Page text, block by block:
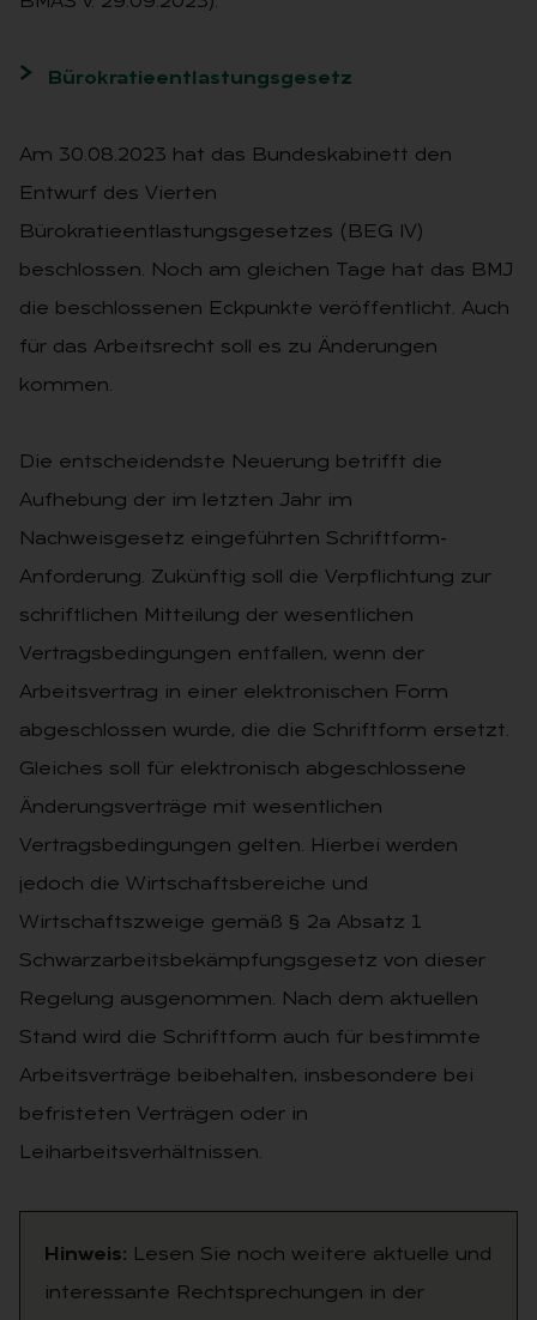
Bürokratieentlastungsgesetz
Am 30.08.2023 hat das Bundeskabinett den
Entwurf des Vierten
Bürokratieentlastungsgesetzes (BEG IV)
beschlossen. Noch am gleichen Tage hat das BMJ
die beschlossenen Eckpunkte veröffentlicht. Auch
für das Arbeitsrecht soll es zu Änderungen
kommen.
Die entscheidendste Neuerung betrifft die
Aufhebung der im letzten Jahr im
Nachweisgesetz eingeführten Schriftform-
Anforderung. Zukünftig soll die Verpflichtung zur
schriftlichen Mitteilung der wesentlichen
Vertragsbedingungen entfallen, wenn der
Arbeitsvertrag in einer elektronischen Form
abgeschlossen wurde, die die Schriftform ersetzt.
Gleiches soll für elektronisch abgeschlossene
Änderungsverträge mit wesentlichen
Vertragsbedingungen gelten. Hierbei werden
jedoch die Wirtschaftsbereiche und
Wirtschaftszweige gemäß § 2a Absatz 1
Schwarzarbeitsbekämpfungsgesetz von dieser
Regelung ausgenommen. Nach dem aktuellen
Stand wird die Schriftform auch für bestimmte
Arbeitsverträge beibehalten, insbesondere bei
befristeten Verträgen oder in
Leiharbeitsverhältnissen.
Hinweis: Lesen Sie noch weitere aktuelle und
interessante Rechtsprechungen in der